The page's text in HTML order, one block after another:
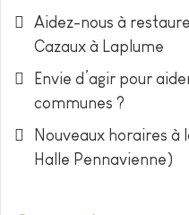
Aidez-nous à
Cazaux à Laplume
Envie d’agir pour
communes ?
Nouveaux horaires à
Halle Pennavienne)